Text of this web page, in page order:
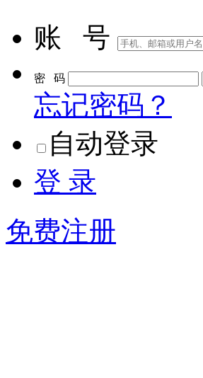
账 号
密 码
忘记密码？
自动登录
登 录
免费注册